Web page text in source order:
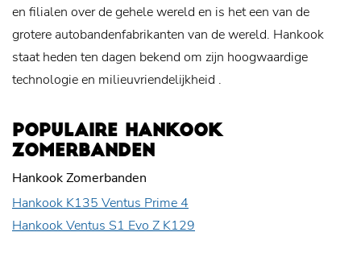
en filialen over de gehele wereld en is het een van de
grotere autobandenfabrikanten van de wereld. Hankook
staat heden ten dagen bekend om zijn hoogwaardige
technologie en milieuvriendelijkheid .
POPULAIRE HANKOOK
ZOMERBANDEN
Hankook Zomerbanden
Hankook K135 Ventus Prime 4
Hankook Ventus S1 Evo Z K129